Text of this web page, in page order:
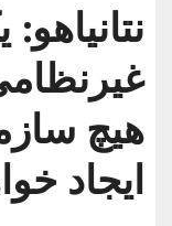
هیچ
ایجاد